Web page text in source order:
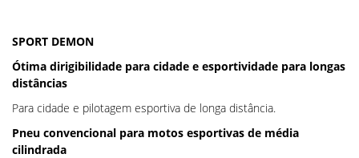
SPORT DEMON
Ótima dirigibilidade para cidade e esportividade para longas
distâncias
Para cidade e pilotagem esportiva de longa distância.
Pneu convencional para motos esportivas de média
cilindrada